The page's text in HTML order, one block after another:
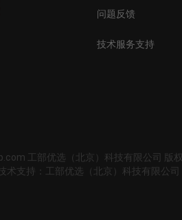
问题反馈
技术服务支持
工部优选（北京）科技有限公司 版
术支持：工部优选（北京）科技有限公司